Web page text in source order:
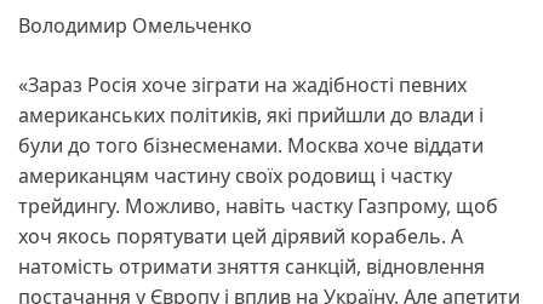
Володимир Омельченко
«Зараз Росія хоче зіграти на жадібності певних
американських політиків, які прийшли до влади і
були до того бізнесменами. Москва хоче віддати
американцям частину своїх родовищ і частку
трейдингу. Можливо, навіть частку Газпрому, щоб
хоч якось порятувати цей дірявий корабель. А
натомість отримати зняття санкцій, відновлення
постачання у Європу і вплив на Україну. Але апетити